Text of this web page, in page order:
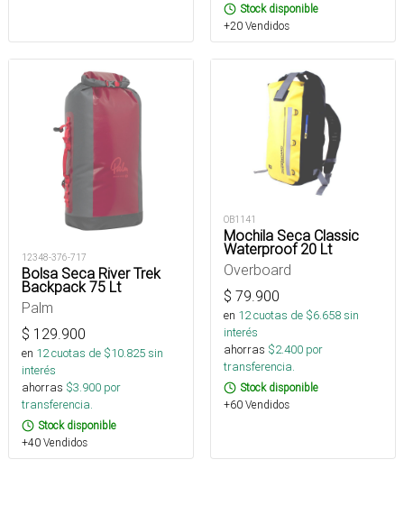
Stock disponible
+20 Vendidos
12348-376-717
Bolsa Seca River Trek
Backpack 75 Lt
Palm
$ 129.900
en 12cuotas de $10.825sin
interés
ahorras $3.900 por
transferencia.
Stock disponible
+40 Vendidos
OB1141
Mochila Seca Classic
Waterproof 20 Lt
Overboard
$ 79.900
en 12cuotas de $6.658sin
interés
ahorras $2.400 por
transferencia.
Stock disponible
+60 Vendidos